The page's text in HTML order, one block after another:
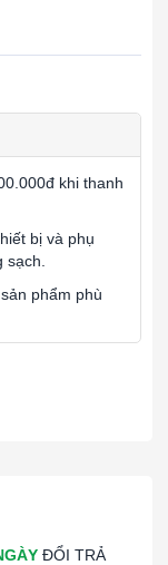
ĐỔI TRẢ
khi thanh
bị và phụ
phẩm phù